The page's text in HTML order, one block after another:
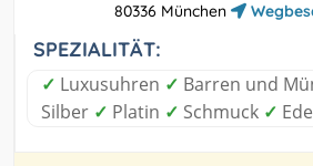
80336 München
SPEZIALITÄT:
✓ Luxusuhren ✓ Barren und
Silber ✓ Platin ✓ Schmuck ✓